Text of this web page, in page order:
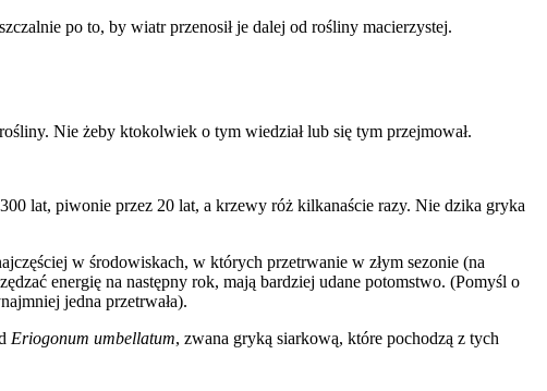
po to, by wiatr przenosił je dalej od rośliny macierzystej.
Nie żeby ktokolwiek o tym wiedział lub się tym przejmował.
lat, piwonie przez 20 lat, a krzewy róż kilkanaście razy. Nie dzika gryka
w środowiskach, w których przetrwanie w złym sezonie (na
energię na następny rok, mają bardziej udane potomstwo. (Pomyśl o
jedna przetrwała).
Eriogonum umbellatum, zwana gryką siarkową, które pochodzą z tych